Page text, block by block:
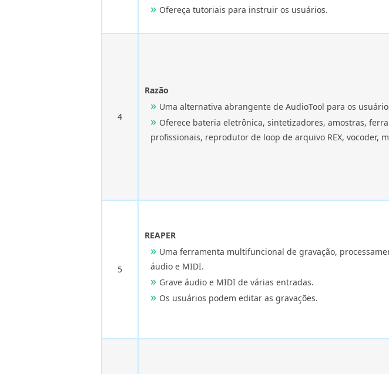
Ofereça tutoriais para instruir os usuários.
4
Razão
Uma alternativa abrangente de AudioTool para os
Oferece bateria eletrônica, sintetizadores, amostras,
profissionais, reprodutor de loop de arquivo REX, vocoder,
5
REAPER
Uma ferramenta multifuncional de gravação,
áudio e MIDI.
Grave áudio e MIDI de várias entradas.
Os usuários podem editar as gravações.